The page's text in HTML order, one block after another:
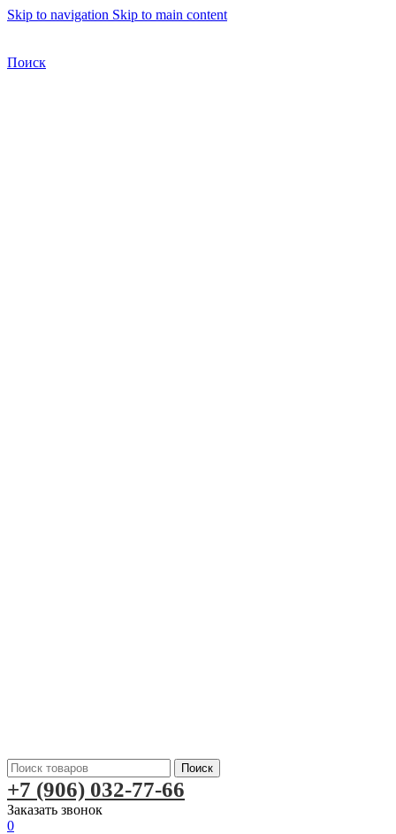
Skip to navigation Skip to main content
Поиск
Поиск
+7 (906) 032-77-66
Заказать звонок
0